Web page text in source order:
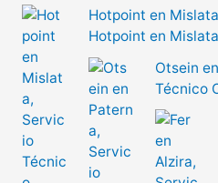
Hotpoint en
Hotpoint en Mislata
Otsein
Técnico